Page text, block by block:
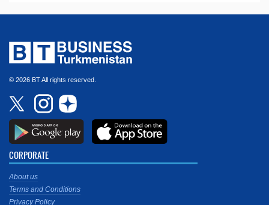
© 2026 BT All rights reserved.
CORPORATE
About us
Terms and Conditions
Privacy Policy